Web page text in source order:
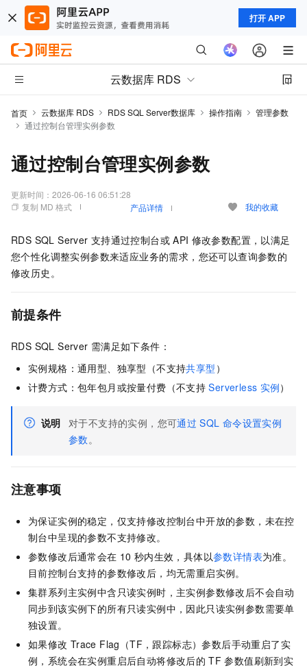
打开 APP
云数据库 RDS
首页 云数据库 RDS RDS SQL Server数据库 操作指南
管理参数
通过控制台管理实例参数
通过控制台管理实例参数
更新时间： 2026-06-16 06:51:28
复制 MD 格式
产品详情 我的收藏
RDS SQL Server 支持通过控制台或 API 修改参数配置，以满足
您个性化调整实例参数来适应业务的需求，您还可以查询参数的
修改历史。
前提条件
RDS SQL Server 需满足如下条件：
实例规格：通用型、独享型（不支持共享型 ）
计费方式：包年包月或按量付费（不支持 Serverless 实例）
说明 对于不支持的实例，您可通过 SQL 命令设置实例
参数。
注意事项
为保证实例的稳定，仅支持修改控制台中开放的参数，未在控
制台中呈现的参数不支持修改。
参数修改后通常会在 10 秒内生效，具体以参数详情表为准。
目前控制台支持的参数修改后，均无需重启实例。
集群系列主实例中含只读实例时，主实例参数修改后不会自动
同步到该实例下的所有只读实例中，因此只读实例参数需要单
独设置。
如果修改 Trace Flag（TF，跟踪标志）参数后手动重启了实
例，系统会在实例重启后自动将修改后的 TF 参数值刷新到实